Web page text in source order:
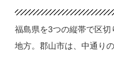
福島県を3つの縦帯で区切
地方。郡山市は、中通り